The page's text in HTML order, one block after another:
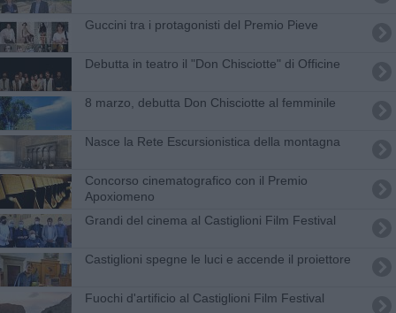
Guccini tra i protagonisti del Premio Pieve
Debutta in teatro il "Don Chisciotte" di Officine
8 marzo, debutta Don Chisciotte al femminile
Nasce la Rete Escursionistica della montagna
Concorso cinematografico con il Premio
Apoxiomeno
Grandi del cinema al Castiglioni Film Festival
Castiglioni spegne le luci e accende il proiettore
Fuochi d'artificio al Castiglioni Film Festival